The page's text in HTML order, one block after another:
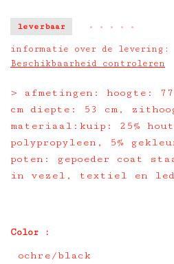
leverbaar • • • • •
informatie over de levering:
Beschikbaarheid controleren
> afmetingen: hoogte:
cm diepte: 53 cm,
materiaal:kuip: 25%
polypropyleen, 5%
poten: gepoeder coat
in vezel, textiel en
Color :
ochre/black